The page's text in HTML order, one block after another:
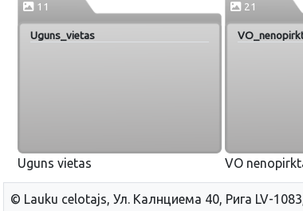
11
Uguns_vietas
Uguns vietas
21
VO
© Lauku сelotajs, Ул. Калнциема 40, Рига LV-